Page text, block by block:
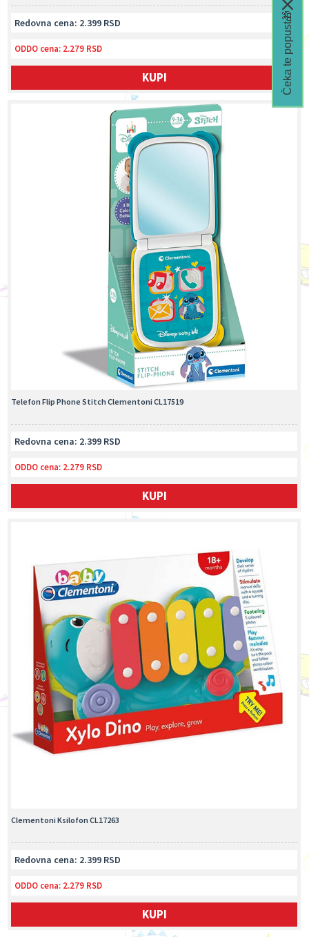
Redovna cena: 2.399 RSD
ODDO cena: 2.279 RSD
KUPI
Telefon Flip Phone Stitch Clementoni CL17519
Redovna cena: 2.399 RSD
ODDO cena: 2.279 RSD
KUPI
Clementoni Ksilofon CL17263
Redovna cena: 2.399 RSD
ODDO cena: 2.279 RSD
KUPI
Čeka te popust🎁